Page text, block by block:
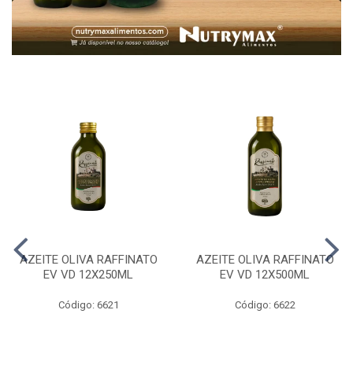
AZEITE OLIVA RAFFINATO
EV VD 12X250ML
Código: 6621
AZEITE OLIVA RAFFINATO
EV VD 12X500ML
Código: 6622